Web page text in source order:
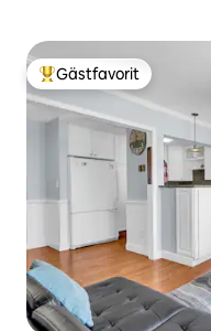
Populär gästfavorit
Gästfavorit